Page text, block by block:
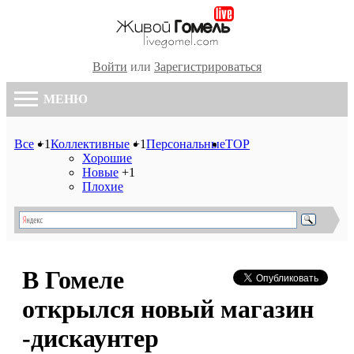
Войти или Зарегистрироваться
МЕНЮ
Все +1Коллективные +1
Хорошие
Новые +1
Плохие
ПерсональныеTOP
В Гомеле
открылся новый магазин
-дискаунтер